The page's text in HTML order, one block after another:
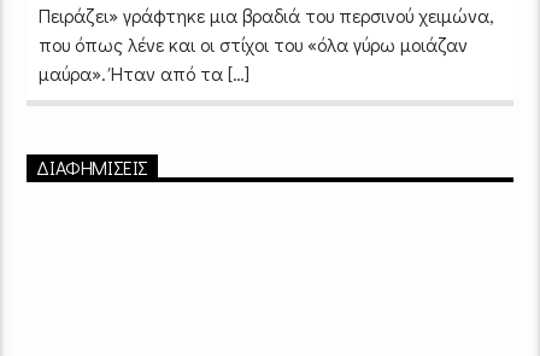
Πειράζει» γράφτηκε μια βραδιά του περσινού χειμώνα,
που όπως λένε και οι στίχοι του «όλα γύρω μοιάζαν
μαύρα». Ήταν από τα […]
ΔΙΑΦΗΜΙΣΕΙΣ